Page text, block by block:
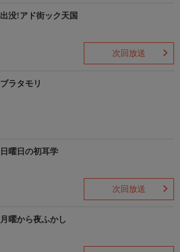
出没!アド街ック天国
次回放送
ブラタモリ
日曜日の初耳学
次回放送
月曜から夜ふかし